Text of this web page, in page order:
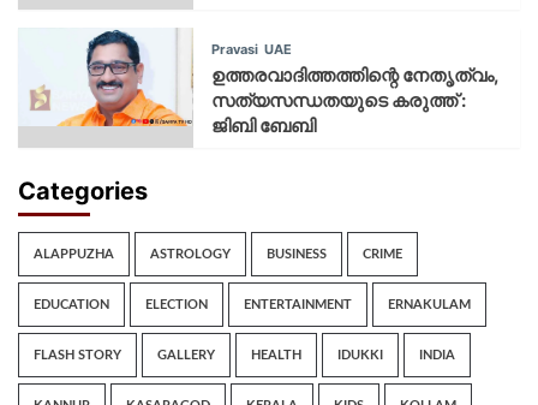
Pravasi UAE
ഉത്തരവാദിത്തത്തിന്റെ നേതൃത്വം,
സത്യസന്ധതയുടെ കരുത്ത് :
ജിബി ബേബി
Categories
ALAPPUZHA ASTROLOGY BUSINESS CRIME
EDUCATION ELECTION ENTERTAINMENT ERNAKULAM
FLASH STORY GALLERY HEALTH IDUKKI INDIA